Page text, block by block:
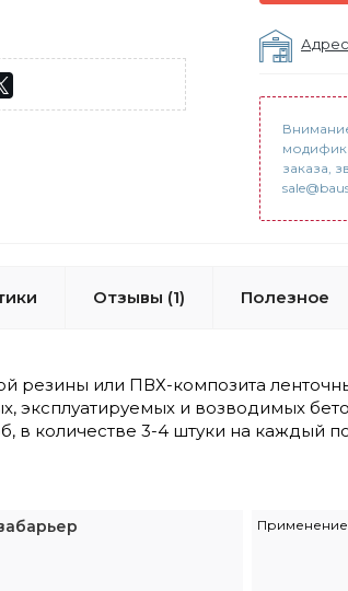
заказа,
Отзывы (1) Полезное
резины или ПВХ-композита
эксплуатируемых и возводимых
в количестве 3-4 штуки на каждый
Применение